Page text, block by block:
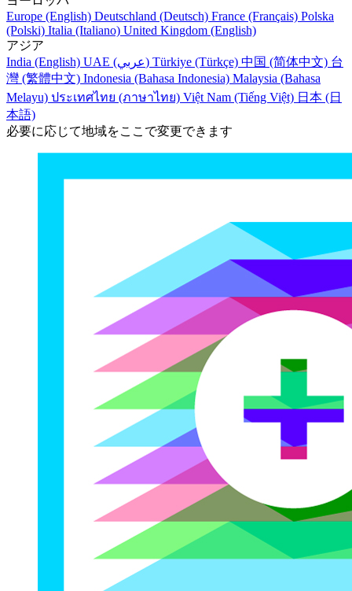
Europe (English) Deutschland (Deutsch) France (Français) Polska
(Polski) Italia (Italiano) United Kingdom (English)
アジア
India (English)
UAE (عربي) Türkiye (Türkçe) 中国 (简体中文) 台
灣 (繁體中文) Indonesia (Bahasa Indonesia) Malaysia (Bahasa
Melayu) ประเทศไทย (ภาษาไทย) Việt Nam (Tiếng Việt) 日本 (日
本語)
必要に応じて地域をここで変更できます